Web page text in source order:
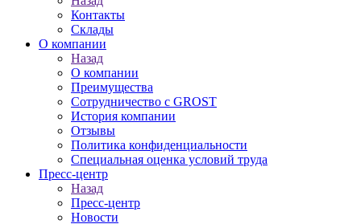
Контакты
Склады
О компании
Назад
О компании
Преимущества
Сотрудничество с GROST
История компании
Отзывы
Политика конфиденциальности
Специальная оценка условий труда
Пресс-центр
Назад
Пресс-центр
Новости